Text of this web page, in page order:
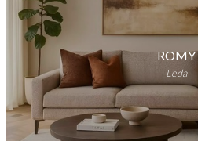
ROMY
Leda